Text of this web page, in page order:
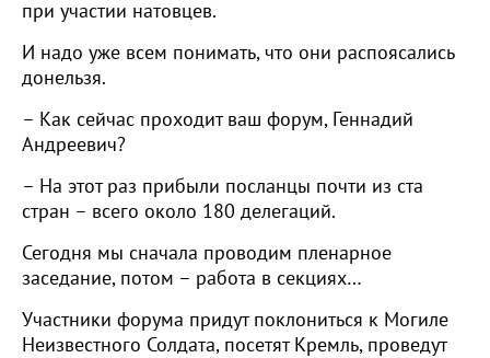
при участии натовцев.
И надо уже всем понимать, что они распоясались
донельзя.
– Как сейчас проходит ваш форум, Геннадий
Андреевич?
– На этот раз прибыли посланцы почти из ста
стран – всего около 180 делегаций.
Сегодня мы сначала проводим пленарное
заседание, потом – работа в секциях…
Участники форума придут поклониться к Могиле
Неизвестного Солдата, посетят Кремль, проведут